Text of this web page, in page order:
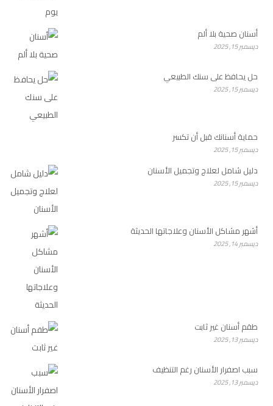
أسنان صحية بلا ألم
ديسمبر 15, 2025
حل يحافظ على سنك الطبيعي
ديسمبر 15, 2025
حماية أسنانك قبل أن تكسر
ديسمبر 15, 2025
دليل شامل لعلاج وتجميل الأسنان
ديسمبر 15, 2025
أشهر مشاكل الأسنان وعلاجاتها الحديثة
ديسمبر 14, 2025
طقم أسنان غير ثابت
ديسمبر 13, 2025
سبب اصفرار الأسنان رغم التنظيف
ديسمبر 13, 2025